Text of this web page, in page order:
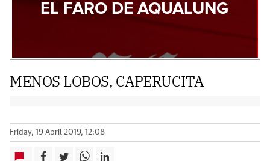
EL FARO DE AQUALUNG
MENOS LOBOS, CAPERUCITA
Friday, 19 April 2019, 12:08